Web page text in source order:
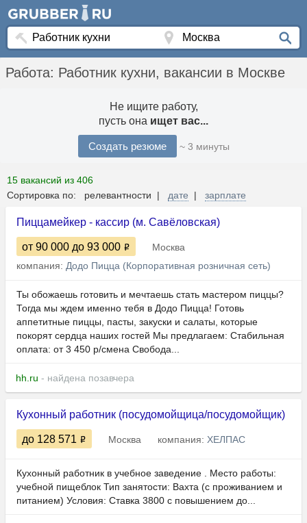
Работа: Работник кухни, вакансии в Москве
Не ищите работу,
пусть она ищет вас...
Создать резюме ~ 3 минуты
15 вакансий из 406
Сортировка по: релевантности | дате | зарплате
Пиццамейкер - кассир (м. Савёловская)
от 90 000 до 93 000
Москва
компания: Додо Пицца (Корпоративная розничная сеть)
Ты обожаешь готовить и мечтаешь стать мастером пиццы?
Тогда мы ждем именно тебя в Додо Пицца! Готовь
аппетитные пиццы, пасты, закуски и салаты, которые
покорят сердца наших гостей Мы предлагаем: Стабильная
оплата: от 3 450 р/смена Свобода...
hh.ru - найдена позавчера
Кухонный работник (посудомойщица/посудомойщик)
до 128 571 Москва компания: ХЕЛПАС
Кухонный работник в учебное заведение . Место работы:
учебной пищеблок Тип занятости: Вахта (с проживанием и
питанием) Условия: Ставка 3800 с повышением до...